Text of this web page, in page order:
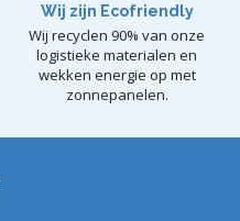
Wij zijn Ecofriendly
Wij recyclen 90% van onze
logistieke materialen en
wekken energie op met
zonnepanelen.